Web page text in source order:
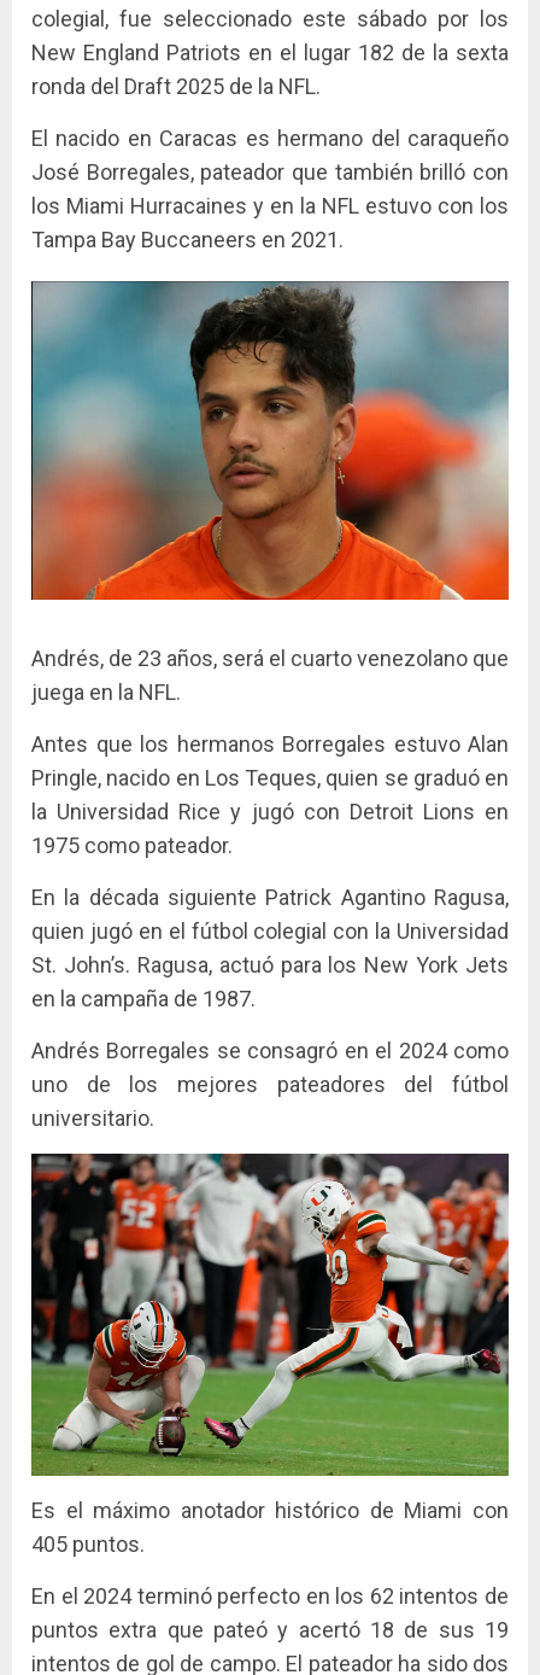
colegial, fue seleccionado este sábado por los
New England Patriots en el lugar 182 de la sexta
ronda del Draft 2025 de la NFL.
El nacido en Caracas es hermano del caraqueño
José Borregales, pateador que también brilló con
los Miami Hurracaines y en la NFL estuvo con los
Tampa Bay Buccaneers en 2021.
Andrés, de 23 años, será el cuarto venezolano que
juega en la NFL.
Antes que los hermanos Borregales estuvo Alan
Pringle, nacido en Los Teques, quien se graduó en
la Universidad Rice y jugó con Detroit Lions en
1975 como pateador.
En la década siguiente Patrick Agantino Ragusa,
quien jugó en el fútbol colegial con la Universidad
St. John’s. Ragusa, actuó para los New York Jets
en la campaña de 1987.
Andrés Borregales se consagró en el 2024 como
uno de los mejores pateadores del fútbol
universitario.
Es el máximo anotador histórico de Miami con
405 puntos.
En el 2024 terminó perfecto en los 62 intentos de
puntos extra que pateó y acertó 18 de sus 19
intentos de gol de campo. El pateador ha sido dos